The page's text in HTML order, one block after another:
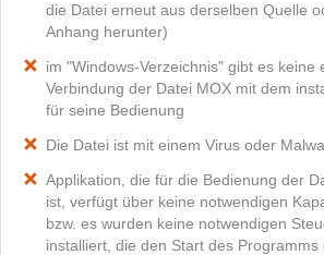
die Datei erneut aus derselben Quelle
Anhang herunter)
im "Windows-Verzeichnis" gibt es keine
Verbindung der Datei MOX mit dem
für seine Bedienung
Die Datei ist mit einem Virus oder
Applikation, die für die Bedienung der
ist, verfügt über keine notwendigen
bzw. es wurden keine notwendigen
installiert, die den Start des Programms